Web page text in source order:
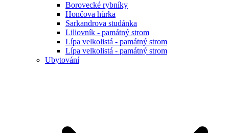
Borovecké rybníky
Hončova hůrka
Sarkandrova studánka
Liliovník - památný strom
Lípa velkolistá - památný strom
Lípa velkolistá - památný strom
Ubytování